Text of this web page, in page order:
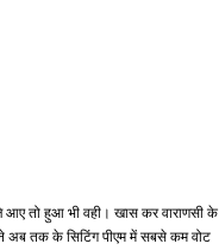
आए तो हुआ भी वही। खास कर वाराणसी के
ने अब तक के सिटिंग पीएम में सबसे कम वोट